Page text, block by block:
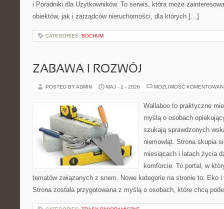
i Poradniki dla Użytkowników. To serwis, która może
obiektów, jak i zarządców nieruchomości, dla których […]
CATEGORIES: BOCHUM
ZABAWA I ROZWÓJ
POSTED BY ADMIN MAJ - 1 - 2026 MOŻLIWOŚĆ
Wallaboo to praktyczne
myślą o osobach
szukają sprawdzonych
niemowląt. Strona skupia
miesiącach i latach życia
komforcie. To portal, w
tematów związanych z snem. Nowe kategorie na stronie to: Eko
Strona została przygotowana z myślą o osobach, które chcą